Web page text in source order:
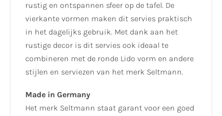
rustig en ontspannen sfeer op de tafel. De
vierkante vormen maken dit servies praktisch
in het dagelijks gebruik. Met dank aan het
rustige decor is dit servies ook ideaal te
combineren met de ronde Lido vorm en andere
stijlen en serviezen van het merk Seltmann.
Made in Germany
Het merk Seltmann staat garant voor een goed